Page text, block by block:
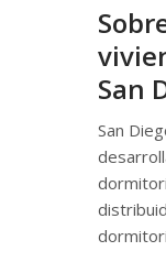
San
San